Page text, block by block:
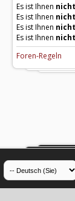
Es ist Ihnen
Es ist Ihnen
Es ist Ihnen
Es ist Ihnen
Foren-Regeln